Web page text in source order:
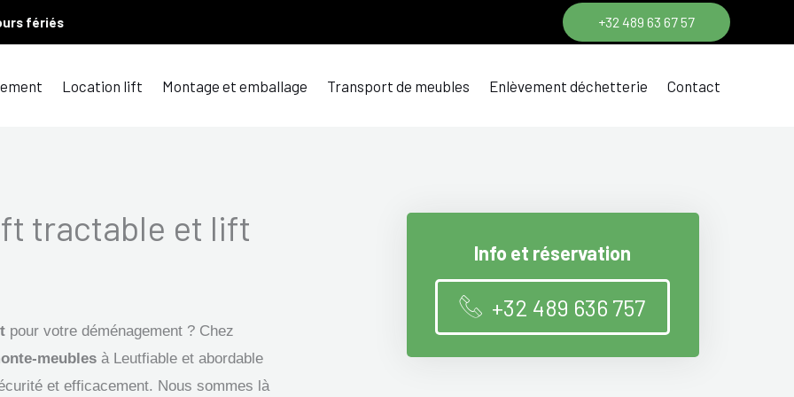
fériés +32 489 63 67 57
Location lift Montage et emballage Transport de meubles Enlèvement déchetterie Contact
tractable et lift
pour votre déménagement ? Chez
meubles à Leutfiable et abordable
et efficacement. Nous sommes là
Info et réservation
+32 489 636 757